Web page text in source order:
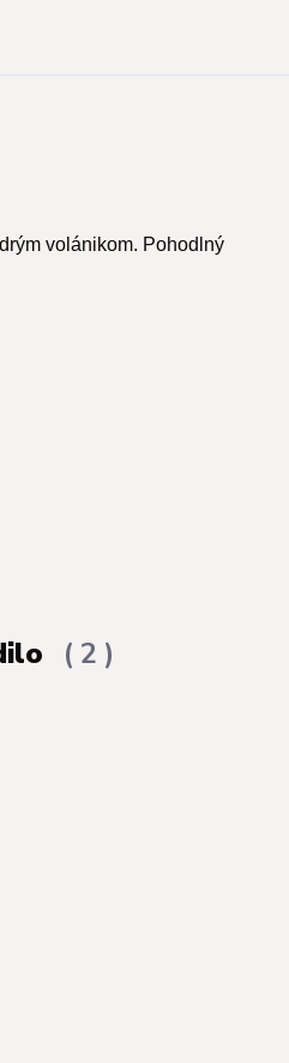
volánikom. Pohodlný
2